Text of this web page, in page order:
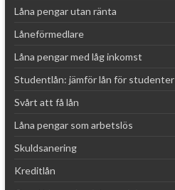
Låna pengar utan ränta
Låneförmedlare
Låna pengar med låg inkomst
Studentlån: jämför lån för studenter
Svårt att få lån
Låna pengar som arbetslös
Skuldsanering
Kreditlån